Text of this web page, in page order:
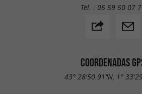
Tel. : 05 59 50 07
COORDENADAS
43° 28'50.91"N, 1°